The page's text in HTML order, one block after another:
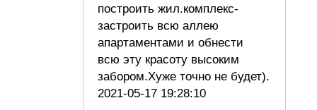
построить жил.комплекс-
застроить всю аллею
апартаментами и обнести
всю эту красоту высоким
забором.Хуже точно не будет).
2021-05-17 19:28:10